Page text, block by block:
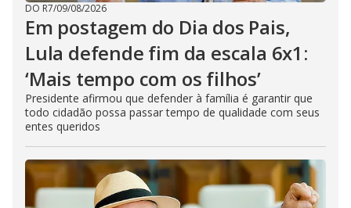
DO R7/09/08/2026
Em postagem do Dia dos Pais,
Lula defende fim da escala 6x1:
‘Mais tempo com os filhos’
Presidente afirmou que defender à família é garantir que
todo cidadão possa passar tempo de qualidade com seus
entes queridos